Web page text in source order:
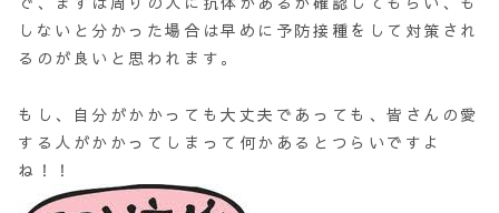
しないと分かった場合は早めに予防接種をして対策され
るのが良いと思われます。
もし、自分がかかっても大丈夫であっても、皆さんの愛
する人がかかってしまって何かあるとつらいですよ
ね！！